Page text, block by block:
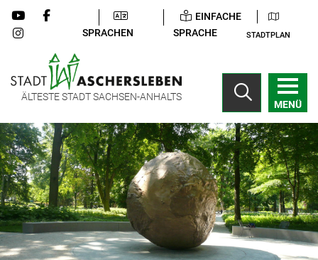
SPRACHEN
EINFACHE
SPRACHE
STADTPLAN
ÄLTESTE STADT SACHSEN-ANHALTS
MENÜ